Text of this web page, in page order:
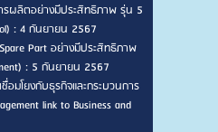
รผลิตอย่างมีประสิทธิภาพ รุ่น 5
: 4 กันยายน 2567
Part อย่างมีประสิทธิภาพ
: 5 กันยายน 2567
อมโยงกับธุรกิจและกระบวนการ
link to Business and